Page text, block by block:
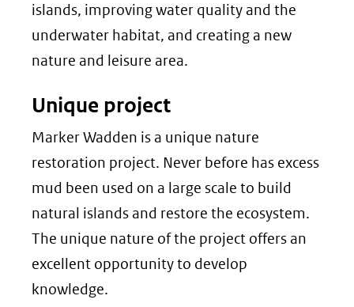
islands, improving water quality and the
underwater habitat, and creating a new
nature and leisure area.
Unique project
Marker Wadden is a unique nature
restoration project. Never before has excess
mud been used on a large scale to build
natural islands and restore the ecosystem.
The unique nature of the project offers an
excellent opportunity to develop
knowledge.